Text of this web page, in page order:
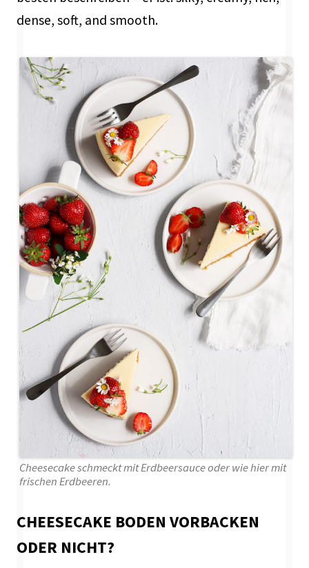
dense, soft, and smooth.
Cheesecake schmeckt mit Erdbeersauce oder wie hier mit
frischen Erdbeeren.
CHEESECAKE BODEN VORBACKEN
ODER NICHT?